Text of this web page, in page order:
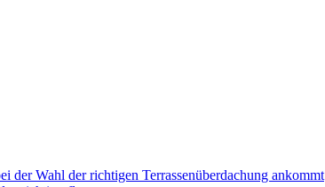
der Wahl der richtigen Terrassenüberdachung ankommt